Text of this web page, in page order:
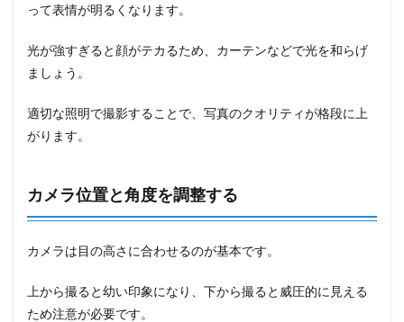
って表情が明るくなります。
光が強すぎると顔がテカるため、カーテンなどで光を和らげ
ましょう。
適切な照明で撮影することで、写真のクオリティが格段に上
がります。
カメラ位置と角度を調整する
カメラは目の高さに合わせるのが基本です。
上から撮ると幼い印象になり、下から撮ると威圧的に見える
ため注意が必要です。